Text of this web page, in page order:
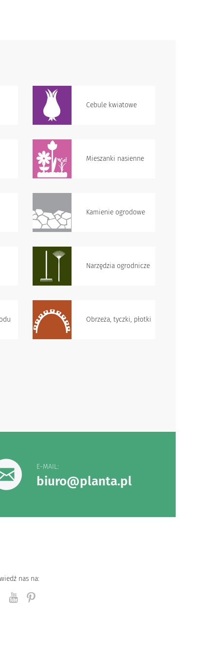
Cebule kwiatowe
Mieszanki nasienne
Kamienie ogrodowe
Narzędzia ogrodnicze
Obrzeża, tyczki, płotki
E-MAIL:
biuro@planta.pl
nas na: